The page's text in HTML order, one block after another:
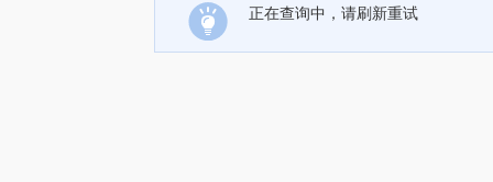
正在查询中，请刷新重试